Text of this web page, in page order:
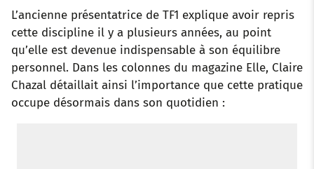
L’ancienne présentatrice de TF1 explique avoir repris
cette discipline il y a plusieurs années, au point
qu’elle est devenue indispensable à son équilibre
personnel. Dans les colonnes du magazine Elle, Claire
Chazal détaillait ainsi l’importance que cette pratique
occupe désormais dans son quotidien :